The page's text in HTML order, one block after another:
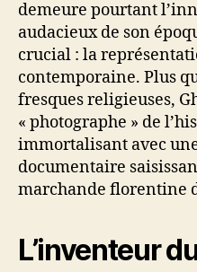
demeure pourtant
audacieux de son
crucial : la
contemporaine. Plus
fresques religieuses,
« photographe » de
immortalisant avec
documentaire
marchande florentine
L’inventeur